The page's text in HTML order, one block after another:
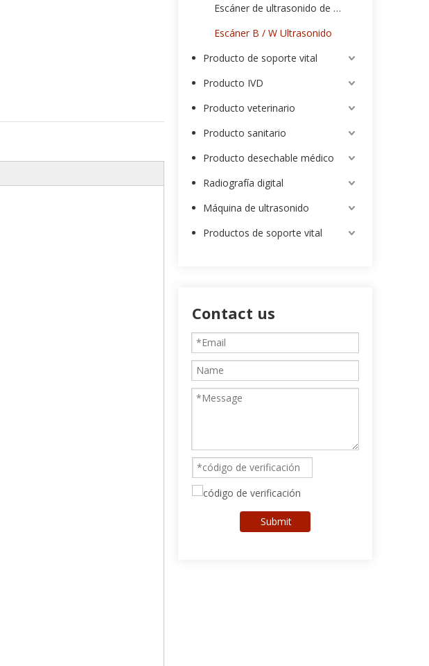
Escáner de ultrasonido de color
Escáner B / W Ultrasonido
Producto de soporte vital
Producto IVD
Producto veterinario
Producto sanitario
Producto desechable médico
Radiografía digital
Máquina de ultrasonido
Productos de soporte vital
Contact us
Submit